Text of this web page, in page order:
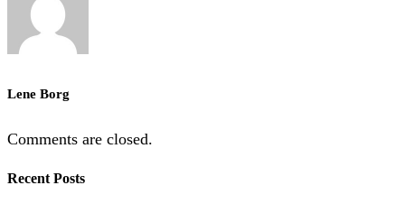
Lene Borg
Comments are closed.
Recent Posts